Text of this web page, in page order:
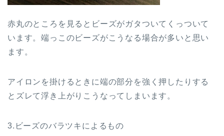
赤丸のところを見るとビーズがガタついてくっついて
います。端っこのビーズがこうなる場合が多いと思い
ます。
アイロンを掛けるときに端の部分を強く押したりする
とズレて浮き上がりこうなってしまいます。
3.ビーズのバラツキによるもの